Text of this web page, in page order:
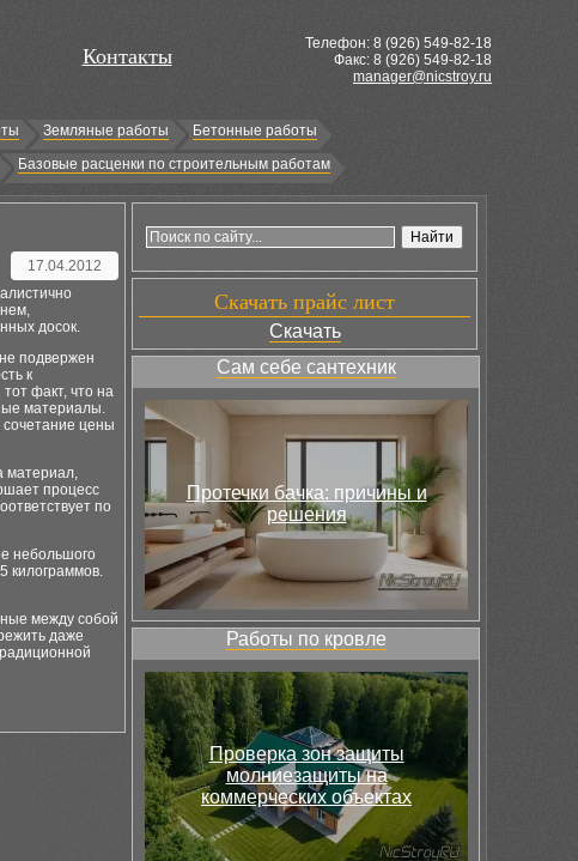
Контакты
Телефон: 8 (926) 549-82-18
Факс: 8 (926) 549-82-18
manager@nicstroy.ru
Земляные работы
Бетонные работы
Базовые расценки по строительным работам
17.04.2012
досок.
подвержен
к
факт, что на
материалы.
сочетание цены
материал,
процесс
по
небольшого
килограммов.
между собой
даже
Скачать прайс лист
Скачать
Сам себе сантехник
Протечки бачка: причины и
решения
Работы по кровле
Проверка зон защиты
молниезащиты на
коммерческих объектах